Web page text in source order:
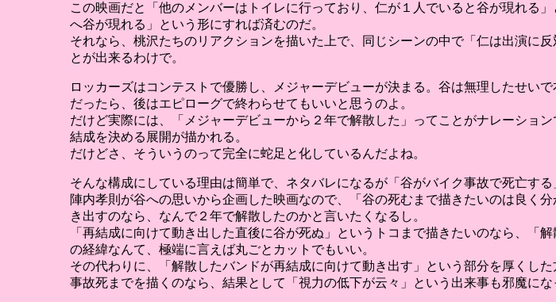
この映画だと「他のメンバーはトイレに行っており、仁が１人でいると谷が現れる
へ谷が現れる」という形にすれば済むのだ。
それなら、桃沢たちのリアクションを描いた上で、同じシーンの中で「仁は出演に
とが出来るわけで。
ロッカーズはコンテストで優勝し、メジャーデビューが決まる。谷は無理したせい
だったら、後はエピローグで終わらせてもいいと思うのよ。
だけど実際には、「メジャーデビューから２年で解散した」ってことがナレーショ
結成を決める展開が描かれる。
だけどさ、そういうのって完全に蛇足と化しているんだよね。
そんな構成にしている理由は簡単で、ネタバレになるが「谷がバイク事故で死亡する
陣内孝則が谷への思いから企画した映画なので、「谷の死むまで描きたいのは良く
き出すのなら、なんで２年で解散したのかと言いたくなるし。
「再結成に向けて動き出した直後に谷が死ぬ」というトコまで描きたいのなら、
の経緯なんて、極端に言えば丸ごとカットでもいい。
その代わりに、「解散したバンドが再結成に向けて動き出す」という部分を厚くした
事故死までを描くのなら、結果として「視力の低下が云々」という出来事も邪魔にな